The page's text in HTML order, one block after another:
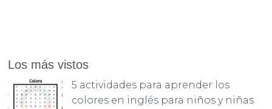
Los más vistos
5 actividades para aprender los
colores en inglés para niños y niñas